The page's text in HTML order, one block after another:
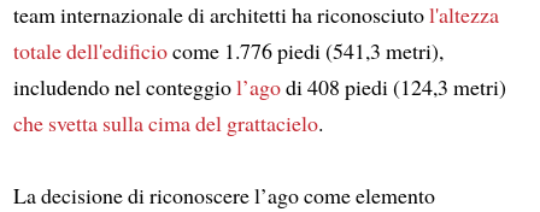
team internazionale di architetti ha riconosciutol'altezza
totale dell'edificiocome 1.776 piedi (541,3 metri),
includendo nel conteggiol’agodi 408 piedi (124,3 metri)
che svetta sulla cima del grattacielo.
La decisione di riconoscere l’ago come elemento